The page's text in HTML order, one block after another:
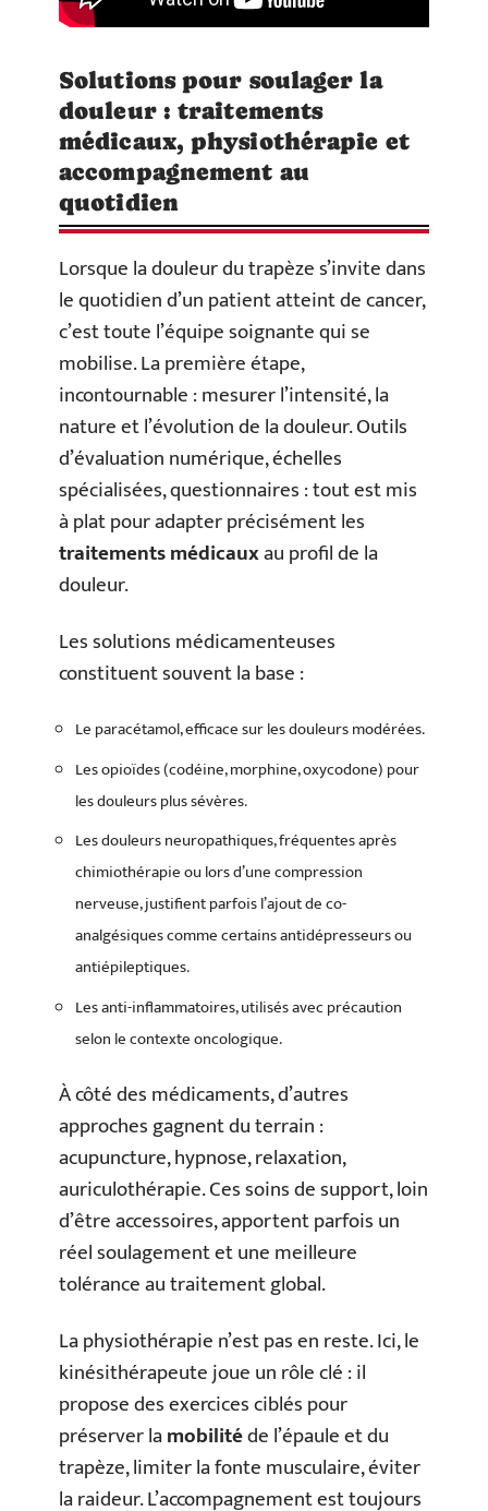
Solutions pour soulager la
douleur : traitements
médicaux, physiothérapie et
accompagnement au
quotidien
Lorsque la douleur du trapèze s’invite dans
le quotidien d’un patient atteint de cancer,
c’est toute l’équipe soignante qui se
mobilise. La première étape,
incontournable : mesurer l’intensité, la
nature et l’évolution de la douleur. Outils
d’évaluation numérique, échelles
spécialisées, questionnaires : tout est mis
à plat pour adapter précisément les
traitements médicauxau profil de la
douleur.
Les solutions médicamenteuses
constituent souvent la base :
Le paracétamol, efficace sur les douleurs modérées.
Les opioïdes (codéine, morphine, oxycodone) pour
les douleurs plus sévères.
Les douleurs neuropathiques, fréquentes après
chimiothérapie ou lors d’une compression
nerveuse, justifient parfois l’ajout de co-
analgésiques comme certains antidépresseurs ou
antiépileptiques.
Les anti-inflammatoires, utilisés avec précaution
selon le contexte oncologique.
À côté des médicaments, d’autres
approches gagnent du terrain :
acupuncture, hypnose, relaxation,
auriculothérapie. Ces soins de support, loin
d’être accessoires, apportent parfois un
réel soulagement et une meilleure
tolérance au traitement global.
La physiothérapie n’est pas en reste. Ici, le
kinésithérapeute joue un rôle clé : il
propose des exercices ciblés pour
préserver lamobilitéde l’épaule et du
trapèze, limiter la fonte musculaire, éviter
la raideur. L’accompagnement est toujours